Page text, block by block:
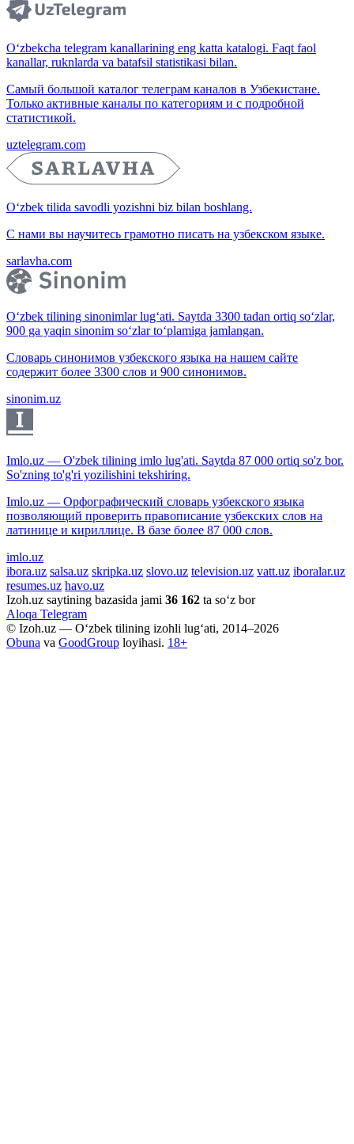
O‘zbekcha telegram kanallarining eng katta katalogi. Faqt faol
kanallar, ruknlarda va batafsil statistikasi bilan.
Самый большой каталог телеграм каналов в Узбекистане.
Только активные каналы по категориям и с подробной
статистикой.
uztelegram.com
O‘zbek tilida savodli yozishni biz bilan boshlang.
С нами вы научитесь грамотно писать на узбекском языке.
sarlavha.com
O‘zbek tilining sinonimlar lug‘ati. Saytda 3300 tadan ortiq so‘zlar,
900 ga yaqin sinonim so‘zlar to‘plamiga jamlangan.
Словарь синонимов узбекского языка на нашем сайте
содержит более 3300 слов и 900 синонимов.
sinonim.uz
Imlo.uz — O'zbek tilining imlo lug'ati. Saytda 87 000 ortiq so'z bor.
So'zning to'g'ri yozilishini tekshiring.
Imlo.uz — Орфографический словарь узбекского языка
позволяющий проверить правописание узбекских слов на
латинице и кириллице. В базе более 87 000 слов.
imlo.uz
ibora.uz salsa.uz skripka.uz slovo.uz television.uz vatt.uz iboralar.uz
resumes.uz havo.uz
Izoh.uz saytining bazasida jami 36 162 ta so‘z bor
Aloqa Telegram
© Izoh.uz — O‘zbek tilining izohli lug‘ati, 2014–2026
Obuna va GoodGroup loyihasi. 18+